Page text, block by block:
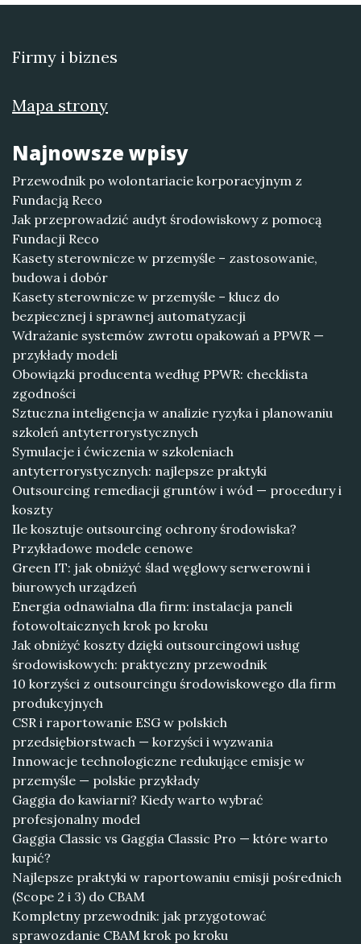
Firmy i biznes
Mapa strony
Najnowsze wpisy
Przewodnik po wolontariacie korporacyjnym z
Fundacją Reco
Jak przeprowadzić audyt środowiskowy z pomocą
Fundacji Reco
Kasety sterownicze w przemyśle – zastosowanie,
budowa i dobór
Kasety sterownicze w przemyśle – klucz do
bezpiecznej i sprawnej automatyzacji
Wdrażanie systemów zwrotu opakowań a PPWR —
przykłady modeli
Obowiązki producenta według PPWR: checklista
zgodności
Sztuczna inteligencja w analizie ryzyka i planowaniu
szkoleń antyterrorystycznych
Symulacje i ćwiczenia w szkoleniach
antyterrorystycznych: najlepsze praktyki
Outsourcing remediacji gruntów i wód — procedury i
koszty
Ile kosztuje outsourcing ochrony środowiska?
Przykładowe modele cenowe
Green IT: jak obniżyć ślad węglowy serwerowni i
biurowych urządzeń
Energia odnawialna dla firm: instalacja paneli
fotowoltaicznych krok po kroku
Jak obniżyć koszty dzięki outsourcingowi usług
środowiskowych: praktyczny przewodnik
10 korzyści z outsourcingu środowiskowego dla firm
produkcyjnych
CSR i raportowanie ESG w polskich
przedsiębiorstwach — korzyści i wyzwania
Innowacje technologiczne redukujące emisje w
przemyśle — polskie przykłady
Gaggia do kawiarni? Kiedy warto wybrać
profesjonalny model
Gaggia Classic vs Gaggia Classic Pro — które warto
kupić?
Najlepsze praktyki w raportowaniu emisji pośrednich
(Scope 2 i 3) do CBAM
Kompletny przewodnik: jak przygotować
sprawozdanie CBAM krok po kroku